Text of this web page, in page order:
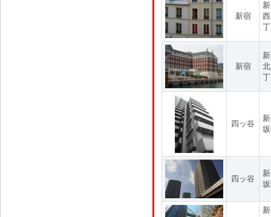
新宿
新宿
四ッ谷
四ッ谷